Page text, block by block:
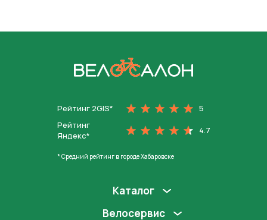
Рейтинг 2GIS*
5
Рейтинг
Яндекс*
4.7
* Средний рейтинг в городе Хабаровске
Каталог
Велосервис